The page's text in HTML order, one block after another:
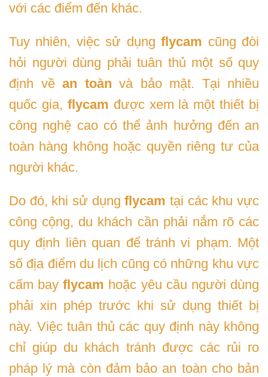
với các điểm đến khác.
Tuy nhiên, việc sử dụngflycam cũng đòi
hỏi người dùng phải tuân thủ một số quy
định về an toàn và bảo mật. Tại nhiều
quốc gia, flycam được xem là một thiết bị
công nghệ cao có thể ảnh hưởng đến an
toàn hàng không hoặc quyền riêng tư của
người khác.
Do đó, khi sử dụngflycam tại các khu vực
công cộng, du khách cần phải nắm rõ các
quy định liên quan để tránh vi phạm. Một
số địa điểm du lịch cũng có những khu vực
cấm bayflycam hoặc yêu cầu người dùng
phải xin phép trước khi sử dụng thiết bị
này. Việc tuân thủ các quy định này không
chỉ giúp du khách tránh được các rủi ro
pháp lý mà còn đảm bảo an toàn cho bản